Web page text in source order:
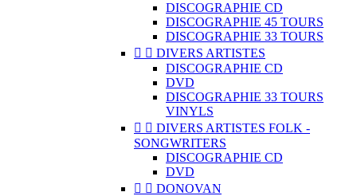
DISCOGRAPHIE CD
DISCOGRAPHIE 45 TOURS
DISCOGRAPHIE 33 TOURS
  DIVERS ARTISTES
DISCOGRAPHIE CD
DVD
DISCOGRAPHIE 33 TOURS
VINYLS
  DIVERS ARTISTES FOLK -
SONGWRITERS
DISCOGRAPHIE CD
DVD
  DONOVAN